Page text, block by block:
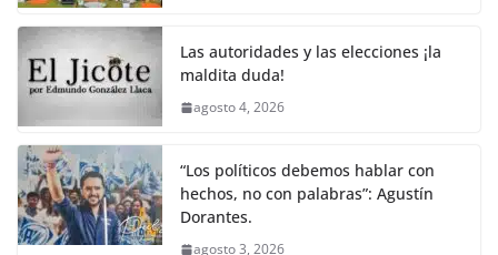
Las autoridades y las elecciones ¡la
maldita duda!
agosto 4, 2026
“Los políticos debemos hablar con
hechos, no con palabras”: Agustín
Dorantes.
agosto 3, 2026